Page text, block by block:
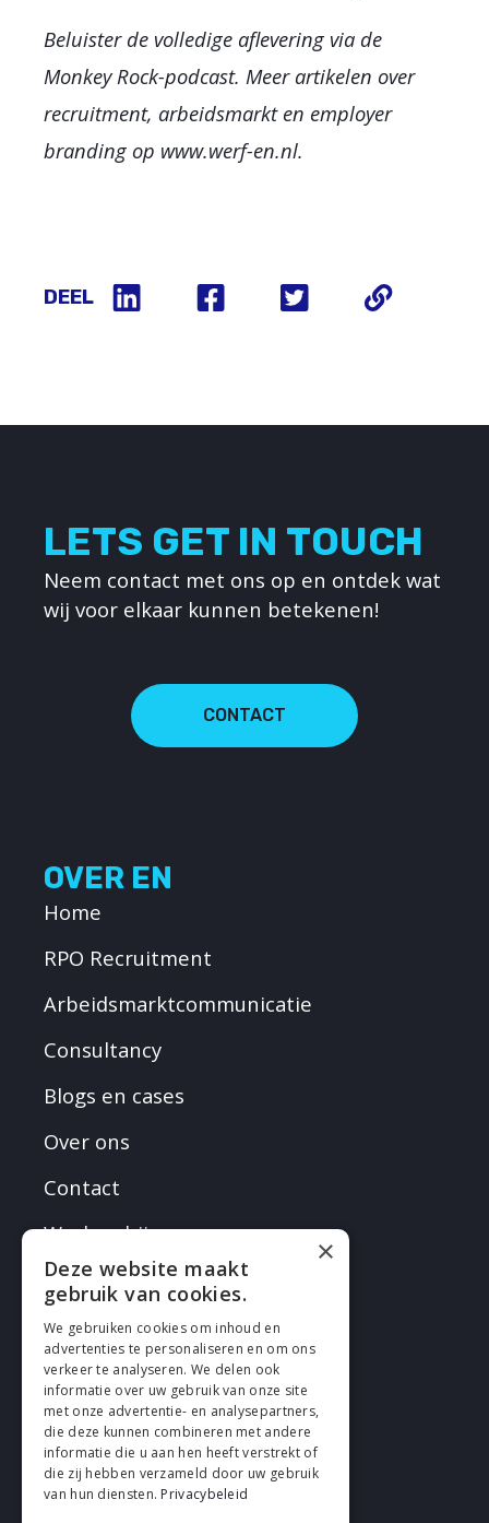
Beluister de volledige aflevering via de
Monkey Rock-podcast. Meer artikelen over
recruitment, arbeidsmarkt en employer
branding op www.werf-en.nl.
DEEL
LETS GET IN TOUCH
Neem contact met ons op en ontdek wat
wij voor elkaar kunnen betekenen!
CONTACT
OVER EN
Home
RPO Recruitment
Arbeidsmarktcommunicatie
Consultancy
Blogs en cases
Over ons
Contact
Werken bij
VOLG EN
×
Deze website maakt
gebruik van cookies.
We gebruiken cookies om inhoud en
advertenties te personaliseren en om ons
verkeer te analyseren. We delen ook
informatie over uw gebruik van onze site
met onze advertentie- en analysepartners,
die deze kunnen combineren met andere
informatie die u aan hen heeft verstrekt of
die zij hebben verzameld door uw gebruik
van hun diensten. Privacybeleid